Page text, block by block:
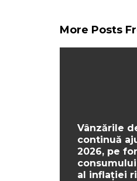
More Posts
Vânzările
continuă
2026, pe
al inflației